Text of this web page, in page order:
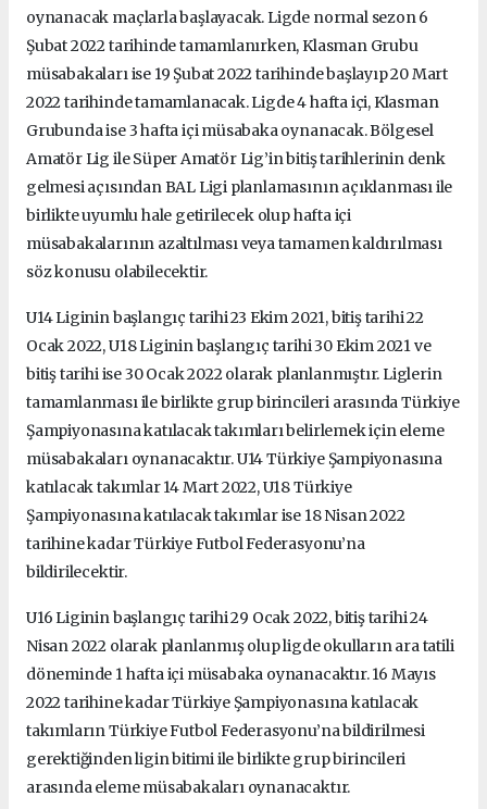
oynanacak maçlarla başlayacak. Ligde normal sezon 6
Şubat 2022 tarihinde tamamlanırken, Klasman Grubu
müsabakaları ise 19 Şubat 2022 tarihinde başlayıp 20 Mart
2022 tarihinde tamamlanacak. Ligde 4 hafta içi, Klasman
Grubunda ise 3 hafta içi müsabaka oynanacak. Bölgesel
Amatör Lig ile Süper Amatör Lig’in bitiş tarihlerinin denk
gelmesi açısından BAL Ligi planlamasının açıklanması ile
birlikte uyumlu hale getirilecek olup hafta içi
müsabakalarının azaltılması veya tamamen kaldırılması
söz konusu olabilecektir.
U14 Liginin başlangıç tarihi 23 Ekim 2021, bitiş tarihi 22
Ocak 2022, U18 Liginin başlangıç tarihi 30 Ekim 2021 ve
bitiş tarihi ise 30 Ocak 2022 olarak planlanmıştır. Liglerin
tamamlanması ile birlikte grup birincileri arasında Türkiye
Şampiyonasına katılacak takımları belirlemek için eleme
müsabakaları oynanacaktır. U14 Türkiye Şampiyonasına
katılacak takımlar 14 Mart 2022, U18 Türkiye
Şampiyonasına katılacak takımlar ise 18 Nisan 2022
tarihine kadar Türkiye Futbol Federasyonu’na
bildirilecektir.
U16 Liginin başlangıç tarihi 29 Ocak 2022, bitiş tarihi 24
Nisan 2022 olarak planlanmış olup ligde okulların ara tatili
döneminde 1 hafta içi müsabaka oynanacaktır. 16 Mayıs
2022 tarihine kadar Türkiye Şampiyonasına katılacak
takımların Türkiye Futbol Federasyonu’na bildirilmesi
gerektiğinden ligin bitimi ile birlikte grup birincileri
arasında eleme müsabakaları oynanacaktır.